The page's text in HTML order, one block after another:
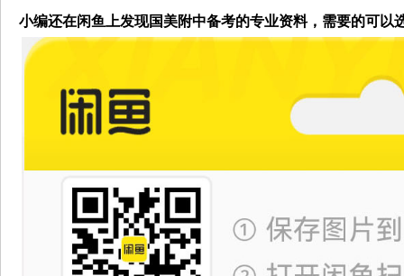
小编还在闲鱼上发现国美附中备考的专业资料，需要的可以